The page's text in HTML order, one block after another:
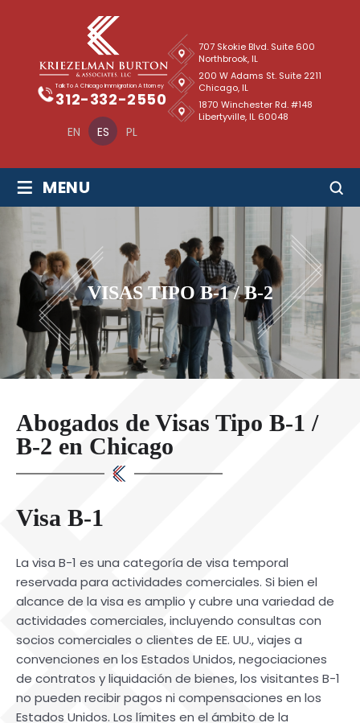
EN ES PL
Talk To A Chicago Immigration Attorney
312-332-2550
707 Skokie Blvd. Suite 600
Northbrook, IL
1870 Winchester Rd. #148
Libertyville, IL 60048
200 W Adams St. Suite 2211
Chicago, IL
≡ MENU
VISAS TIPO B-1 / B-2
Abogados de Visas Tipo B-1 /
B-2 en Chicago
Visa B-1
La visa B-1 es una categoría de visa temporal
reservada para actividades comerciales. Si bien el
alcance de la visa es amplio y cubre una variedad de
actividades comerciales, incluyendo consultas con
socios comerciales o clientes de EE. UU., viajes a
convenciones en los Estados Unidos, negociaciones
de contratos y liquidación de bienes, los visitantes B-1
no pueden recibir pagos ni compensaciones en los
Estados Unidos. Los límites en el ámbito de la